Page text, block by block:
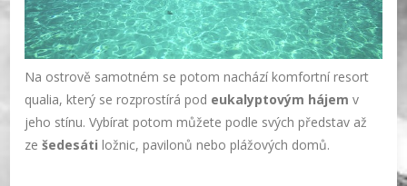
Na ostrově samotném se potom nachází komfortní resort
qualia, který se rozprostírá pod eukalyptovým hájem v
jeho stínu. Vybírat potom můžete podle svých představ až
zešedesáti ložnic, pavilonů nebo plážových domů.